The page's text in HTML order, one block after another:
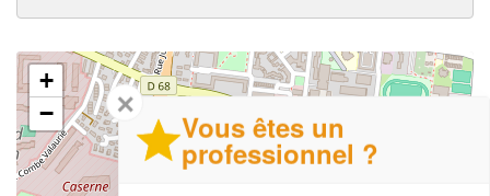
+
−
✕
Vous êtes un
professionnel ?